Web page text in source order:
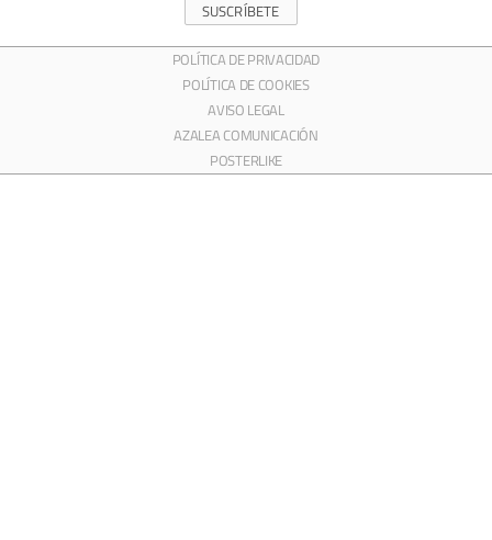
SUSCRÍBETE
POLÍTICA DE PRIVACIDAD
POLÍTICA DE COOKIES
AVISO LEGAL
AZALEA COMUNICACIÓN
POSTERLIKE